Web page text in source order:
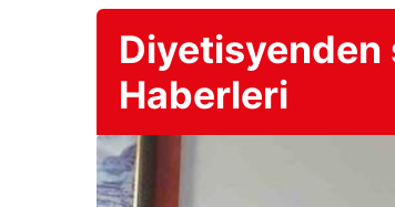
Diyetisyenden
Haberleri